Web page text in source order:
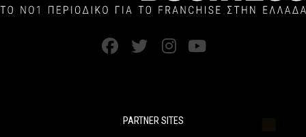
PARTNER SITES